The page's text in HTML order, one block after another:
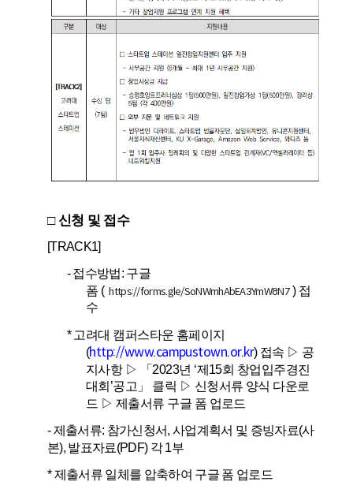
□신청 및 접수
[TRACK1]
-접수방법: 구글
폼 ( https://forms.gle/SoNWmhAbEA3YmW8N7) 접
수
* 고려대 캠퍼스타운 홈페이지
(http://www.campustown.or.kr) 접속 ▷ 공
지사항 ▷ 「2023년 ‘제 15회 창업입주경진
대회 ’공고 」 클릭 ▷ 신청서류 양식 다운로
드 ▷ 제출서류 구글 폼 업로드
-제출서류: 참가신청서,사업계획서 및 증빙자료(사
본), 발표자료(PDF) 각1부
*제출서류 일체를 압축하여 구글 폼 업로드